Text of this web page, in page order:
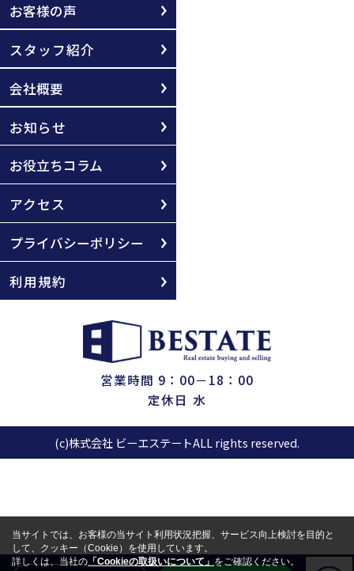
お客様の声
スタッフ紹介
会社概要
お知らせ
お役立ちコラム
アクセス
プライバシーポリシー
利用規約
営業時間 9：00－18：00
定休日 水
(c)株式会社 ビーエステートALL rights reserved.
当サイトでは、お客様の当サイト利用状況把握、サービス向上検討を目的と
して、クッキー（Cookie）を使用しています。
詳しくは、当社の「Cookieの取扱いについて」をご確認ください。